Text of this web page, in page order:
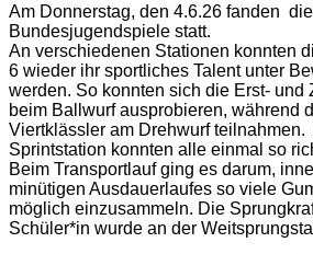
Am Donnerstag, den 4.6.26 fanden
Bundesjugendspiele statt.
An verschiedenen Stationen konnten
6 wieder ihr sportliches Talent unter
werden. So konnten sich die Erst- und
beim Ballwurf ausprobieren, während
Viertklässler am Drehwurf teilnahmen.
Sprintstation konnten alle einmal so
Beim Transportlauf ging es darum,
minütigen Ausdauerlaufes so viele
möglich einzusammeln. Die
Schüler*in wurde an der